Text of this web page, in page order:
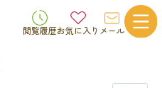
閲覧履歴お気に入り メール